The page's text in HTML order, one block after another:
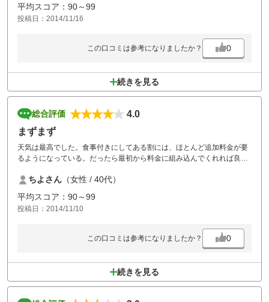
平均スコア：90～99
投稿日：2014/11/16
この口コミは参考になりましたか？ 0
続きを見る
総合評価
4.0
まずまず
天気は最高でした。食事付きにしてある割には、ほとんど追加料金が要
るようになっている。だったら最初から料金に組み込んでくれれば良い
ちよさん （女性 / 40代）
平均スコア：90～99
投稿日：2014/11/10
この口コミは参考になりましたか？ 0
続きを見る